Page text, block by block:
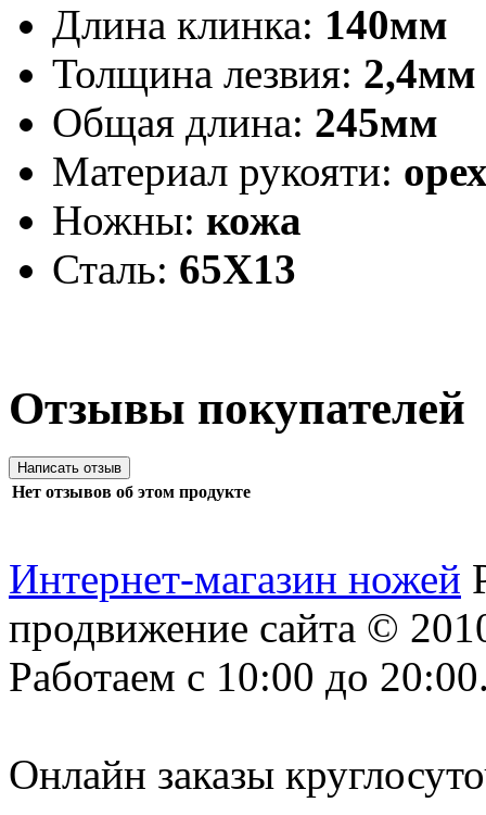
Длина клинка: 140мм
Толщина лезвия: 2,4мм
Общая длина: 245мм
Материал рукояти:
Ножны: кожа
Сталь: 65Х13
Отзывы покупателей
Нет отзывов об этом продукте
Интернет-магазин ножей
продвижение сайта ©
Работаем с 10:00 до
Онлайн заказы